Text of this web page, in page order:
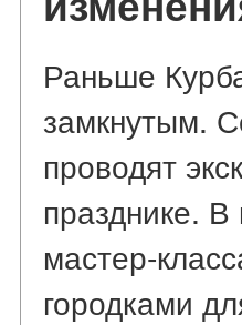
Раньше
замкнутым.
проводят
празднике.
мастер-
городками